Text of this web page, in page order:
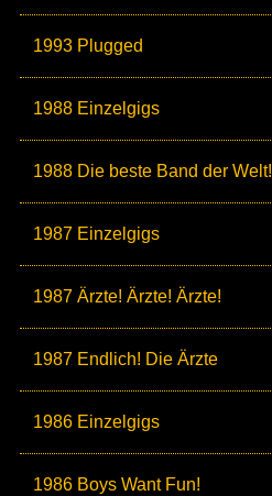
1993 Plugged
1988 Einzelgigs
1988 Die beste Band der Welt!
1987 Einzelgigs
1987 Ärzte! Ärzte! Ärzte!
1987 Endlich! Die Ärzte
1986 Einzelgigs
1986 Boys Want Fun!